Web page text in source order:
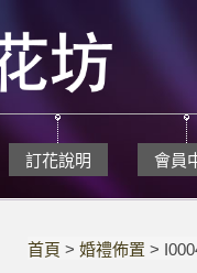
訂花說明 會員
首頁 >婚禮佈置 >